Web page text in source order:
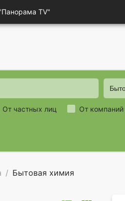
TV"
От частных лиц От компаний
Бытовая химия